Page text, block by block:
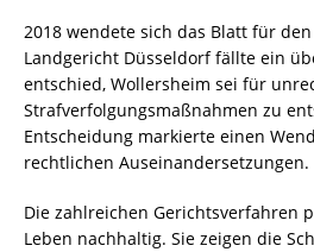
2018 wendete sich das Blatt für
Landgericht Düsseldorf fällte ein
entschied, Wollersheim sei für
Strafverfolgungsmaßnahmen zu
Entscheidung markierte einen
rechtlichen Auseinandersetzungen.
Die zahlreichen Gerichtsverfahren
Leben nachhaltig. Sie zeigen die